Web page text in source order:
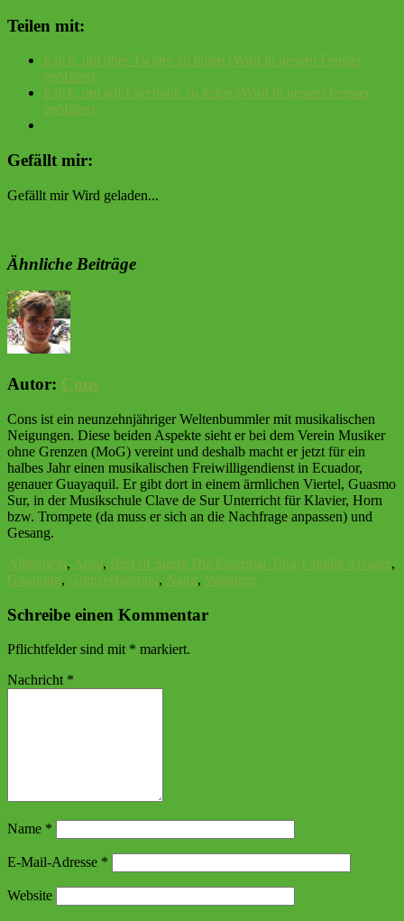
Teilen mit:
Klick, um über Twitter zu teilen (Wird in neuem Fenster
geöffnet)
Klick, um auf Facebook zu teilen (Wird in neuem Fenster
geöffnet)
Gefällt mir:
Gefällt mir Wird geladen...
Ähnliche Beiträge
Autor: Cons
Cons ist ein neunzehnjähriger Weltenbummler mit musikalischen
Neigungen. Diese beiden Aspekte sieht er bei dem Verein Musiker
ohne Grenzen (MoG) vereint und deshalb macht er jetzt für ein
halbes Jahr einen musikalischen Freiwilligendienst in Ecuador,
genauer Guayaquil. Er gibt dort in einem ärmlichen Viertel, Guasmo
Sur, in der Musikschule Clave de Sur Unterricht für Klavier, Horn
bzw. Trompete (da muss er sich an die Nachfrage anpassen) und
Gesang.
Allgemein, April, Best of Sierra Die Essential-Tour Familie Alvarez,
Gönnung, Grenzerfahrung, Natur, Wandern
Schreibe einen Kommentar
Pflichtfelder sind mit * markiert.
Nachricht *
Name *
E-Mail-Adresse *
Website